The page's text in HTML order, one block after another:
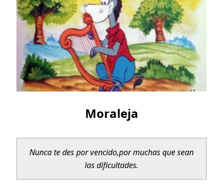
Moraleja
Nunca te des por vencido,por muchas que sean
las dificultades.